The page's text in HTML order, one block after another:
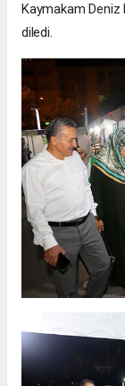
Kaymakam Deniz
diledi.